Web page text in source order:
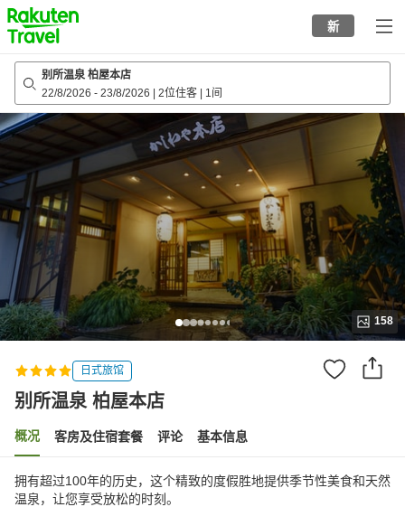
to
top
page
新
别所温泉 柏屋本店
22/8/2026 - 23/8/2026 2位住客 1间
158
日式旅馆
别所温泉 柏屋本店
概况 客房及住宿套餐 评论 基本信息
拥有超过100年的历史，这个精致的度假胜地提供季节性美食和天然
温泉，让您享受放松的时刻。